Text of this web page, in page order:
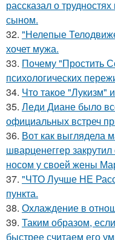
рассказал о
сыном.
32. "Нелепые
хочет мужа.
33. Почему "Простить
психологических
34. Что такое "Лукизм"
35. Леди Диане было
официальных встреч
36. Вот как выглядела
шварценеггер
носом у своей жены
37. "ЧТО Лучше НЕ
пункта.
38. Охлаждение в
39. Таким образом,
быстрее считаем его